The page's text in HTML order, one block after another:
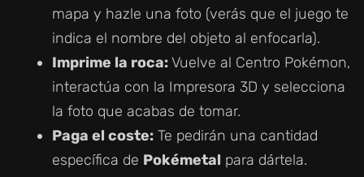
mapa y hazle una foto (verás que el juego te
indica el nombre del objeto al enfocarla).
Imprime la roca:Vuelve al Centro Pokémon,
interactúa con la Impresora 3D y selecciona
la foto que acabas de tomar.
Paga el coste: Te pedirán una cantidad
específica de Pokémetal para dártela.